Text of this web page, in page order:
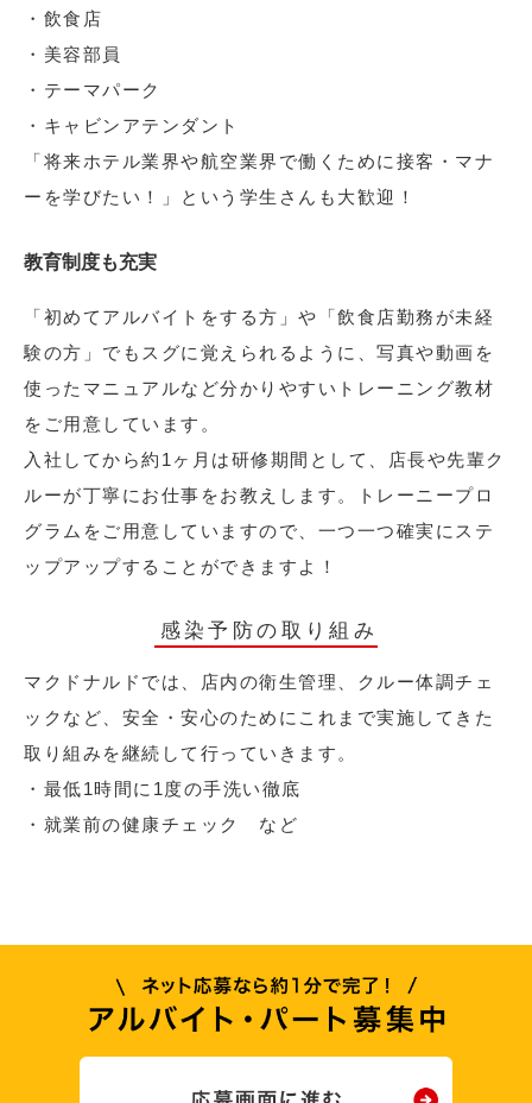
・飲食店
・美容部員
・テーマパーク
・キャビンアテンダント
「将来ホテル業界や航空業界で働くために接客・マナ
ーを学びたい！」という学生さんも大歓迎！
教育制度も充実
「初めてアルバイトをする方」や「飲食店勤務が未経
験の方」でもスグに覚えられるように、写真や動画を
使ったマニュアルなど分かりやすいトレーニング教材
をご用意しています。
入社してから約1ヶ月は研修期間として、店長や先輩ク
ルーが丁寧にお仕事をお教えします。トレーニープロ
グラムをご用意していますので、一つ一つ確実にステ
ップアップすることができますよ！
感染予防の取り組み
マクドナルドでは、店内の衛生管理、クルー体調チェ
ックなど、安全・安心のためにこれまで実施してきた
取り組みを継続して行っていきます。
・最低1時間に1度の手洗い徹底
・就業前の健康チェック など